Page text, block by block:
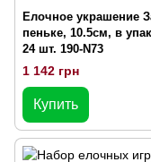
Елочное украшение
пеньке, 10.5см, в
24 шт. 190-N73
1 142 грн
Купить